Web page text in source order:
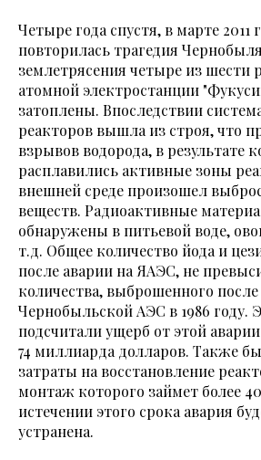
Четыре года спустя, в марте 2011
повторилась трагедия
землетрясения четыре из шести
атомной электростанции
затоплены. Впоследствии
реакторов вышла из строя, что
взрывов водорода, в результате
расплавились активные зоны
внешней среде произошел
веществ. Радиоактивные
обнаружены в питьевой воде,
т.д. Общее количество йода и
после аварии на ЯАЭС, не
количества, выброшенного после
Чернобыльской АЭС в 1986 году.
подсчитали ущерб от этой
74 миллиарда долларов. Также
затраты на восстановление
монтаж которого займет более
истечении этого срока авария
устранена.